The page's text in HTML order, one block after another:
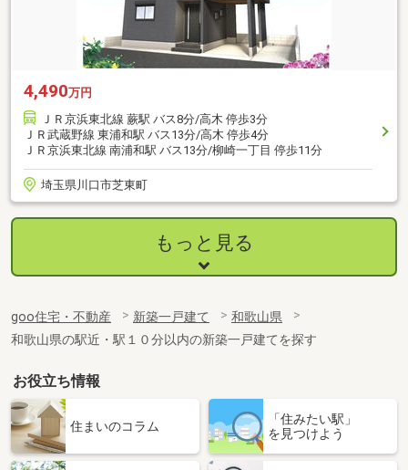
4,490万円
ＪＲ京浜東北線 蕨駅 バス8分/高木 停歩3分
ＪＲ武蔵野線 東浦和駅 バス13分/高木 停歩4分
ＪＲ京浜東北線 南浦和駅 バス13分/柳崎一丁目 停歩11分
埼玉県川口市芝東町
もっと見る
goo住宅・不動産 新築一戸建て
和歌山県
和歌山県の駅近・駅１０分以内の新築一戸建てを探す
お役立ち情報
住まいのコラム
「住みたい駅」
を見つけよう